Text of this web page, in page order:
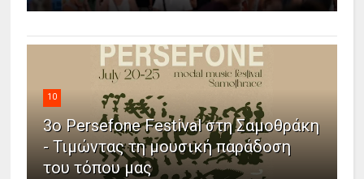
10
3ο Persefone Festival στη Σαμοθράκη
- Τιμώντας τη μουσική παράδοση
του τόπου μας